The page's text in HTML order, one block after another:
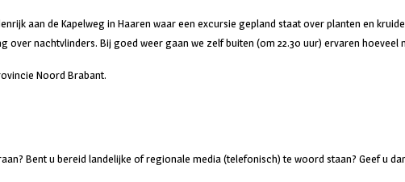
aan de Kapelweg in Haaren waar een excursie gepland staat over planten en
over nachtvlinders. Bij goed weer gaan we zelf buiten (om 22.30 uur) ervaren
Noord Brabant.
Bent u bereid landelijke of regionale media (telefonisch) te woord staan? Geef u